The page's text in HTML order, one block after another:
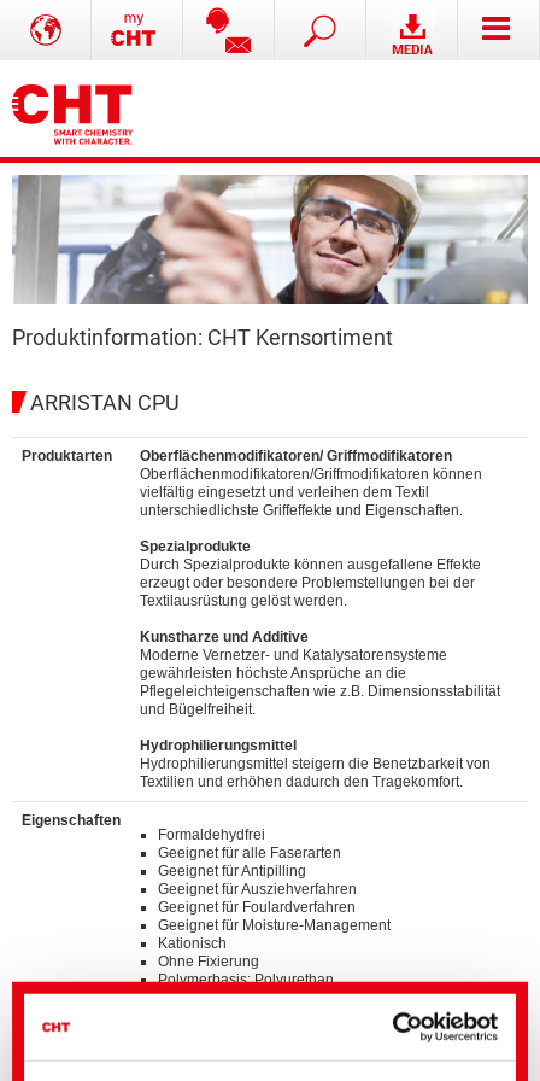
Produktinformation: CHT Kernsortiment
ARRISTAN CPU
Produktarten
Oberflächenmodifikatoren/ Griffmodifikatoren
Oberflächenmodifikatoren/Griffmodifikatoren können
vielfältig eingesetzt und verleihen dem Textil
unterschiedlichste Griffeffekte und Eigenschaften.
Spezialprodukte
Durch Spezialprodukte können ausgefallene Effekte
erzeugt oder besondere Problemstellungen bei der
Textilausrüstung gelöst werden.
Kunstharze und Additive
Moderne Vernetzer- und Katalysatorensysteme
gewährleisten höchste Ansprüche an die
Pflegeleichteigenschaften wie z.B. Dimensionsstabilität
und Bügelfreiheit.
Hydrophilierungsmittel
Hydrophilierungsmittel steigern die Benetzbarkeit von
Textilien und erhöhen dadurch den Tragekomfort.
Eigenschaften
Formaldehydfrei
Geeignet für alle Faserarten
Geeignet für Antipilling
Geeignet für Ausziehverfahren
Geeignet für Foulardverfahren
Geeignet für Moisture-Management
Kationisch
Ohne Fixierung
Polymerbasis: Polyurethan
Verbessert die Scheuerfestigkeit